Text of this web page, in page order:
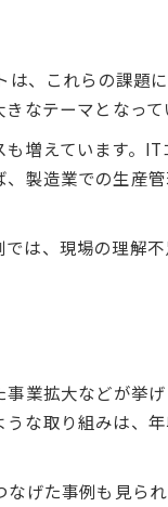
、これらの課題
なテーマとなって
増えています。
製造業での生産
は、現場の理解
業拡大などが挙
な取り組みは、
げた事例も見ら